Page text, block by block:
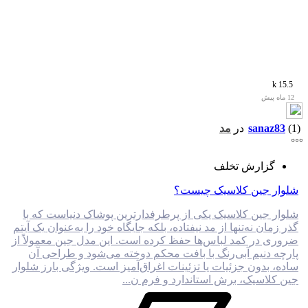
15.5 k
12 ماه پیش
sanaz83 (1) در مد
گزارش تخلف
شلوار جین کلاسیک چیست؟
شلوار جین کلاسیک یکی از پرطرفدارترین پوشاک دنیاست که با
گذر زمان نه‌تنها از مد نیفتاده، بلکه جایگاه خود را به‌عنوان یک آیتم
ضروری در کمد لباس‌ها حفظ کرده است. این مدل جین معمولاً از
پارچه دنیم آبی‌رنگ با بافت محکم دوخته می‌شود و طراحی آن
ساده، بدون جزئیات یا تزئینات اغراق‌آمیز است. ویژگی بارز شلوار
جین کلاسیک، برش استاندارد و فرم ن...